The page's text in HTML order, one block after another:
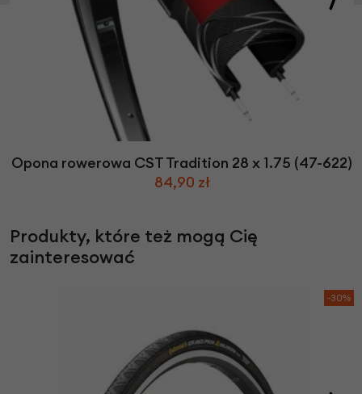
Opona rowerowa CST Tradition 28 x 1.75 (47-622)
84,90 zł
Produkty, które też mogą Cię
zainteresować
-30%